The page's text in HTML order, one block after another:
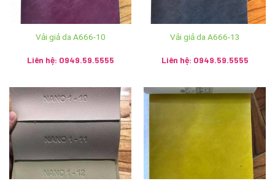
024.3928.5599
0234.3938.968
Cơ sở 3: 31 Tô Hiến Thành, P.Quang Trung, T.p Vinh –
Cơ sở 4: 102 Lý Thái Tổ, Đà Nẵng – SĐT: 085.754.5555
Cơ sở 5: Số nhà 19 Cầu Niệm 1 – P.Nghĩa Xá – Q.Lê Chân
– Hải Phòng – SĐT: 0911.121.322
Cơ sở 6: 11 Phương Câu – Phường Vạn Thạnh – Thành
phố Nha Trang – Khánh Hòa – SĐT: 0932.350.799 –
Vải giả da A666-10
Liên hệ: 0949.59.5555
Vải giả da A666-13
Liên hệ: 0949.59.5555